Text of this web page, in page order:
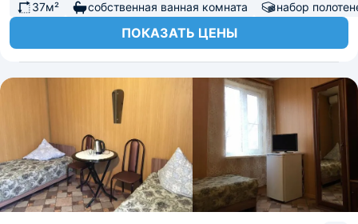
рыбаков могут стать сомы, караси, жерехи, щуки,
сазаны, воблы. Что касается охотников, им удастся
подстрелить до 250 видов дичи с 22 сентября до 1
апреля.
Рыболовам предложат прибегнуть к услугам егерей,
взять прокат лодки и снасти, доверить сотрудникам
базы разделку, засол, балыкование, копчение, варку
От «Углянского» до Сарай-Бату – 40 км, а до Астрахани
– 150 км.
37м²
собственная ванная комната набор
ПОКАЗАТЬ ЦЕНЫ